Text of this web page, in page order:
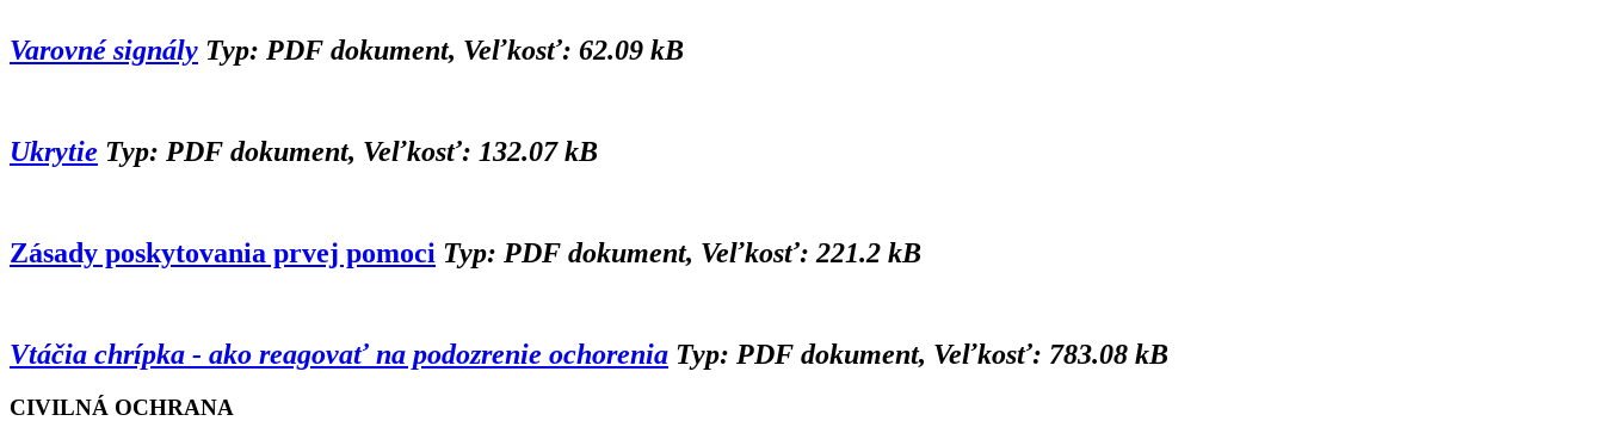
Varovné signály Typ: PDF dokument, Veľkosť: 62.09 kB
Ukrytie Typ: PDF dokument, Veľkosť: 132.07 kB
Zásady poskytovania prvej pomoci Typ: PDF dokument, Veľkosť: 221.2 kB
Vtáčia chrípka - ako reagovať na podozrenie ochorenia Typ: PDF dokument, Veľkosť: 783.08 kB
CIVILNÁ OCHRANA